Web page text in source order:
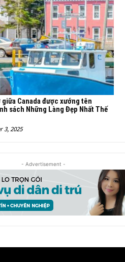
giữa Canada được xướng tên
sách Những Làng Đẹp Nhất Thế
3, 2025
- Advertisement -